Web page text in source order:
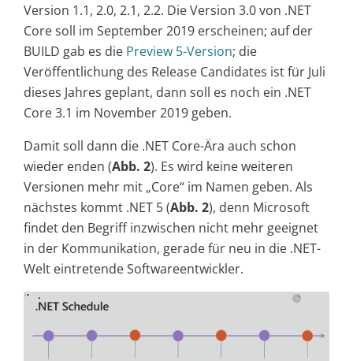
Version 1.1, 2.0, 2.1, 2.2. Die Version 3.0 von .NET
Core soll im September 2019 erscheinen; auf der
BUILD gab es die Preview 5-Version; die
Veröffentlichung des Release Candidates ist für Juli
dieses Jahres geplant, dann soll es noch ein .NET
Core 3.1 im November 2019 geben.
Damit soll dann die .NET Core-Ära auch schon
wieder enden (Abb. 2). Es wird keine weiteren
Versionen mehr mit „Core“ im Namen geben. Als
nächstes kommt .NET 5 (Abb. 2), denn Microsoft
findet den Begriff inzwischen nicht mehr geeignet
in der Kommunikation, gerade für neu in die .NET-
Welt eintretende Softwareentwickler.